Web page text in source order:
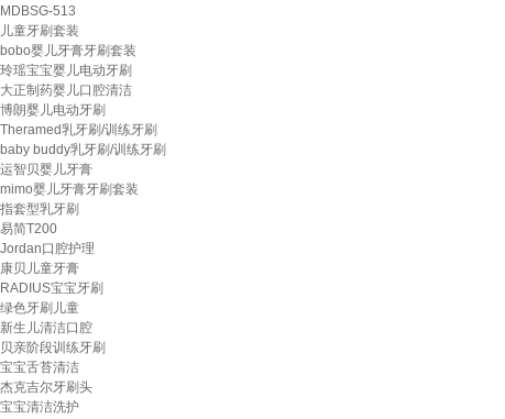
MDBSG-513
儿童牙刷套装
bobo婴儿牙膏牙刷套装
玲瑶宝宝婴儿电动牙刷
大正制药婴儿口腔清洁
博朗婴儿电动牙刷
Theramed乳牙刷/训练牙刷
baby buddy乳牙刷/训练牙刷
运智贝婴儿牙膏
mimo婴儿牙膏牙刷套装
指套型乳牙刷
易简T200
Jordan口腔护理
康贝儿童牙膏
RADIUS宝宝牙刷
绿色牙刷儿童
新生儿清洁口腔
贝亲阶段训练牙刷
宝宝舌苔清洁
杰克吉尔牙刷头
宝宝清洁洗护